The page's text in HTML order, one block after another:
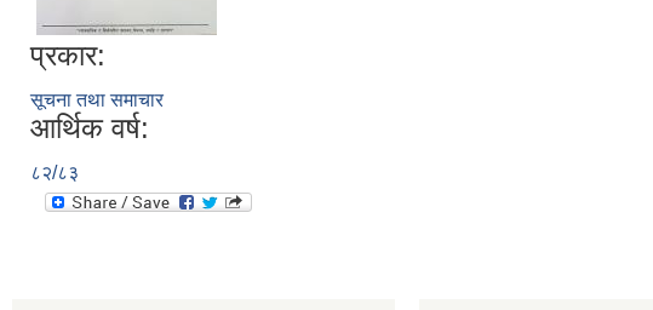
प्रकार:
सूचना तथा समाचार
आर्थिक वर्ष:
८२/८३